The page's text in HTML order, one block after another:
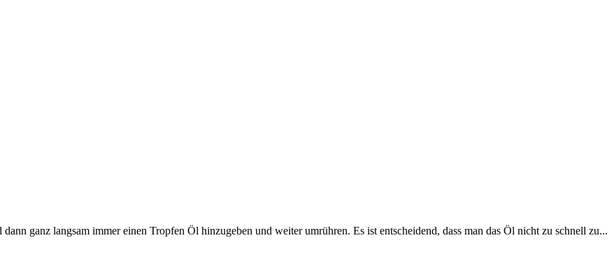
ganz langsam immer einen Tropfen Öl hinzugeben und weiter umrühren. Es ist entscheidend, dass man das Öl nicht zu schnell zu...